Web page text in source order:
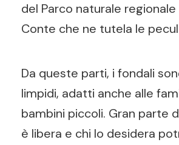
del Parco naturale regionale
Conte che ne tutela le
Da queste parti, i fondali
limpidi, adatti anche alle
bambini piccoli. Gran parte
è libera e chi lo desidera